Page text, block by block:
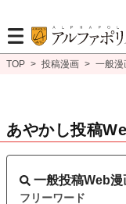
TOP > 投稿漫画 > 一般漫
あやかし投稿
一般投稿Web漫
フリーワード